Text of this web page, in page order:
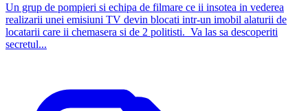
Un grup de pompieri si echipa de filmare ce ii insotea in vederea
realizarii unei emisiuni TV devin blocati intr-un imobil alaturii de
locatarii care ii chemasera si de 2 politisti. Va las sa descoperiti
secretul...